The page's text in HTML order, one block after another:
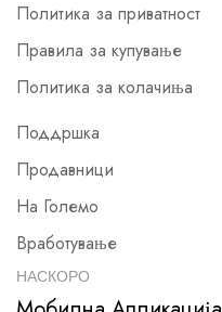
Политика за приватност
Правила за купување
Политика за колачиња
Поддршка
Продавници
На Големо
Вработување
НАСКОРО